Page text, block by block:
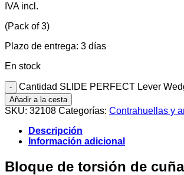
IVA incl.
(Pack of 3)
Plazo de entrega: 3 días
En stock
Cantidad SLIDE PERFECT Lever
Añadir a la cesta
SKU: 32108 Categorías: Contrahuellas y
Descripción
Información adicional
Bloque de torsión de